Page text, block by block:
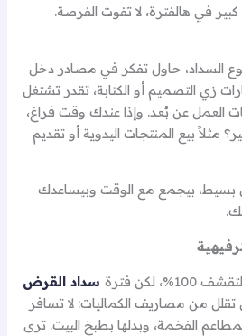
في هالفترة، لا تفوت الفرصة.
السداد، حاول تفكر في مصادر دخل
زي التصميم أو الكتابة، تقدر تشتغل
عن بُعد. وإذا عندك وقت فراغ،
بيع المنتجات اليدوية أو تقديم
بسيط، بيجمع مع الوقت وبيساعدك
لكن فترة
سداد القرض
من مصاريف الكماليات: لا تسافر
الفخمة، وبدلها بطبخ البيت. ترى